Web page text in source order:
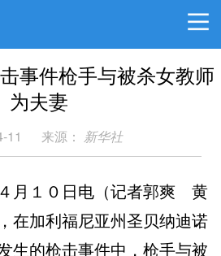
事件枪手与被杀女教师
为夫妻
11 来源： 新华社
１０日电（记者郭爽 黄
在加利福尼亚州圣贝纳迪诺
生的枪击事件中，枪手与被